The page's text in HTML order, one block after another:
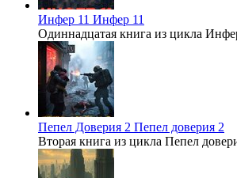
Инфер 11 Инфер 11
Одиннадцатая книга из цикла
Пепел Доверия 2 Пепел доверия 2
Вторая книга из цикла Пепел